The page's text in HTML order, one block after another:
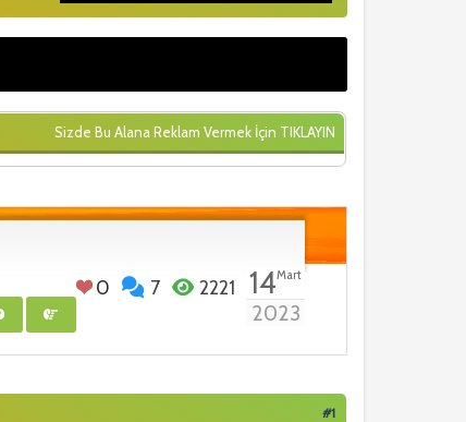
Sizde Bu Alana Reklam Vermek İçin TIKLAYIN
0 7 2221 14Mart
2023
#1